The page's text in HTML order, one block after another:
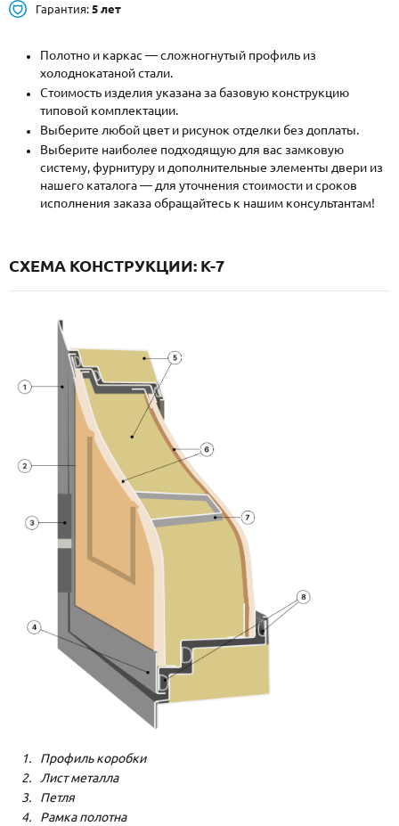
НАЙТИ:
+7 (495) 411-44-41
INFO@META-M.RU
Каталог Распродажа Как купить
Гарантия: 5 лет
Полотно и каркас — сложногнутый профиль из
холоднокатаной стали.
Стоимость изделия указана за базовую конструкцию
типовой комплектации.
Выберите любой цвет и рисунок отделки без доплаты.
Выберите наиболее подходящую для вас замковую
систему, фурнитуру и дополнительные элементы двери из
нашего каталога — для уточнения стоимости и сроков
исполнения заказа обращайтесь к нашим консультантам!
СХЕМА КОНСТРУКЦИИ: K-7
Профиль коробки
Лист металла
Петля
Рамка полотна